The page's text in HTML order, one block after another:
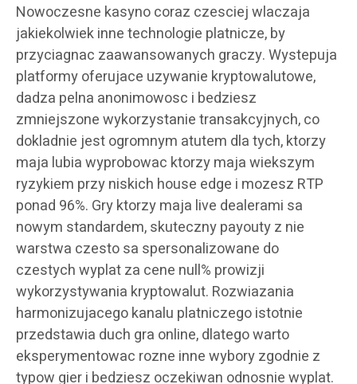
Nowoczesne kasyno coraz czesciej wlaczaja
jakiekolwiek inne technologie platnicze, by
przyciagnac zaawansowanych graczy. Wystepuja
platformy oferujace uzywanie kryptowalutowe,
dadza pelna anonimowosc i bedziesz
zmniejszone wykorzystanie transakcyjnych, co
dokladnie jest ogromnym atutem dla tych, ktorzy
maja lubia wyprobowac ktorzy maja wiekszym
ryzykiem przy niskich house edge i mozesz RTP
ponad 96%. Gry ktorzy maja live dealerami sa
nowym standardem, skuteczny payouty z nie
warstwa czesto sa spersonalizowane do
czestych wyplat za cene null% prowizji
wykorzystywania kryptowalut. Rozwiazania
harmonizujacego kanalu platniczego istotnie
przedstawia duch gra online, dlatego warto
eksperymentowac rozne inne wybory zgodnie z
typow gier i bedziesz oczekiwan odnosnie wyplat.